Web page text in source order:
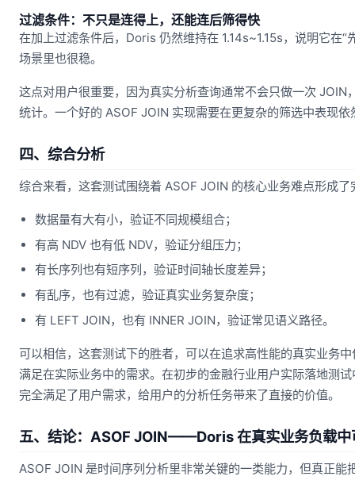
过滤条件：不只是连得上，还能连后筛得快
在加上过滤条件后，Doris 仍然维持在 1.14s~1.15s，说明它在“
场景里也很稳。
这点对用户很重要，因为真实分析查询通常不会只做一次 JOIN
统计。一个好的 ASOF JOIN 实现需要在更复杂的筛选中表现依
四、综合分析
综合来看，这套测试围绕着 ASOF JOIN 的核心业务难点形成了
数据量有大有小，验证不同规模组合；
有高 NDV 也有低 NDV，验证分组压力；
有长序列也有短序列，验证时间轴长度差异；
有乱序，也有过滤，验证真实业务复杂度；
有 LEFT JOIN，也有 INNER JOIN，验证常见语义路径。
可以相信，这套测试下的胜者，可以在追求高性能的真实业务
满足在实际业务中的需求。在初步的金融行业用户实际落地测
完全满足了用户需求，给用户的分析任务带来了直接的价值。
五、结论：ASOF JOIN——Doris 在真实业务负载中
ASOF JOIN 是时间序列分析里非常关键的一类能力，但真正能